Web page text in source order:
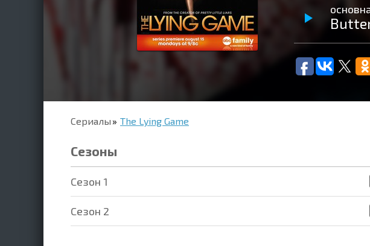
Сериалы The Lying Game
Сезоны
Cезон 1
Cезон 2